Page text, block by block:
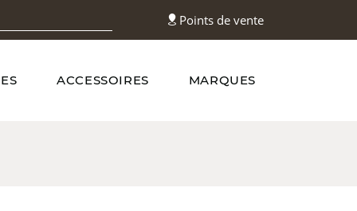
Points de vente
ACCESSOIRES MARQUES